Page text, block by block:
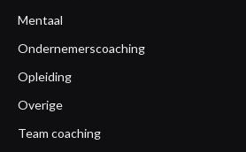
Mentaal
Ondernemerscoaching
Opleiding
Overige
Team coaching